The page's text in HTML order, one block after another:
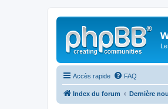
Accès rapide FAQ
Index du forum Dernière